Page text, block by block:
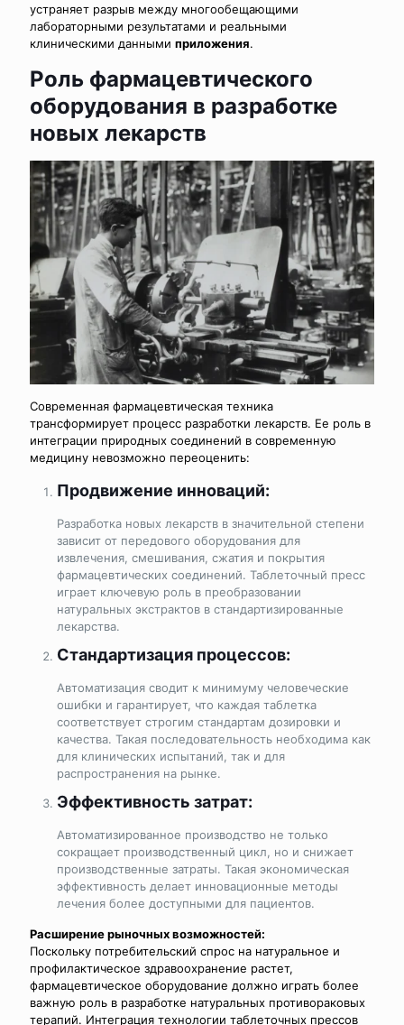
устраняет разрыв между многообещающими
лабораторными результатами и реальными
клиническими данными приложения.
Роль фармацевтического
оборудования в разработке
новых лекарств
Современная фармацевтическая техника
трансформирует процесс разработки лекарств. Ее роль в
интеграции природных соединений в современную
медицину невозможно переоценить:
Продвижение инноваций:
Разработка новых лекарств в значительной степени
зависит от передового оборудования для
извлечения, смешивания, сжатия и покрытия
фармацевтических соединений. Таблеточный пресс
играет ключевую роль в преобразовании
натуральных экстрактов в стандартизированные
лекарства.
Стандартизация процессов:
Автоматизация сводит к минимуму человеческие
ошибки и гарантирует, что каждая таблетка
соответствует строгим стандартам дозировки и
качества. Такая последовательность необходима как
для клинических испытаний, так и для
распространения на рынке.
Эффективность затрат:
Автоматизированное производство не только
сокращает производственный цикл, но и снижает
производственные затраты. Такая экономическая
эффективность делает инновационные методы
лечения более доступными для пациентов.
Расширение рыночных возможностей:
Поскольку потребительский спрос на натуральное и
профилактическое здравоохранение растет,
фармацевтическое оборудование должно играть более
важную роль в разработке натуральных противораковых
терапий. Интеграция технологии таблеточных прессов